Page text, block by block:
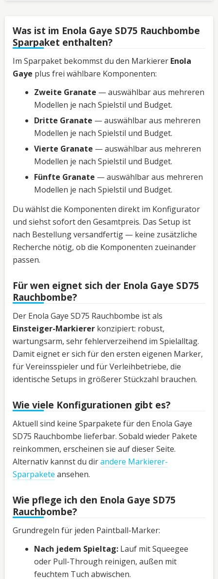
Was ist im Enola Gaye SD75 Rauchbombe
Sparpaket enthalten?
Im Sparpaket bekommst du den Markierer Enola
Gaye plus frei wählbare Komponenten:
Zweite Granate — auswählbar aus mehreren
Modellen je nach Spielstil und Budget.
Dritte Granate — auswählbar aus mehreren
Modellen je nach Spielstil und Budget.
Vierte Granate — auswählbar aus mehreren
Modellen je nach Spielstil und Budget.
Fünfte Granate — auswählbar aus mehreren
Modellen je nach Spielstil und Budget.
Du wählst die Komponenten direkt im Konfigurator
und siehst sofort den Gesamtpreis. Das Setup ist
nach Bestellung versandfertig — keine zusätzliche
Recherche nötig, ob die Komponenten zueinander
passen.
Für wen eignet sich der Enola Gaye SD75
Rauchbombe?
Der Enola Gaye SD75 Rauchbombe ist als
Einsteiger-Markierer konzipiert: robust,
wartungsarm, sehr fehlerverzeihend im Spielalltag.
Damit eignet er sich für den ersten eigenen Marker,
für Vereinsspieler und für Verleihbetriebe, die
identische Setups in größerer Stückzahl brauchen.
Wie viele Konfigurationen gibt es?
Aktuell sind keine Sparpakete für den Enola Gaye
SD75 Rauchbombe lieferbar. Sobald wieder Pakete
reinkommen, erscheinen sie auf dieser Seite.
Alternativ kannst du dirandere Markierer-
Sparpakete ansehen.
Wie pflege ich den Enola Gaye SD75
Rauchbombe?
Grundregeln für jeden Paintball-Marker:
Nach jedem Spieltag: Lauf mit Squeegee
oder Pull-Through reinigen, außen mit
feuchtem Tuch abwischen.